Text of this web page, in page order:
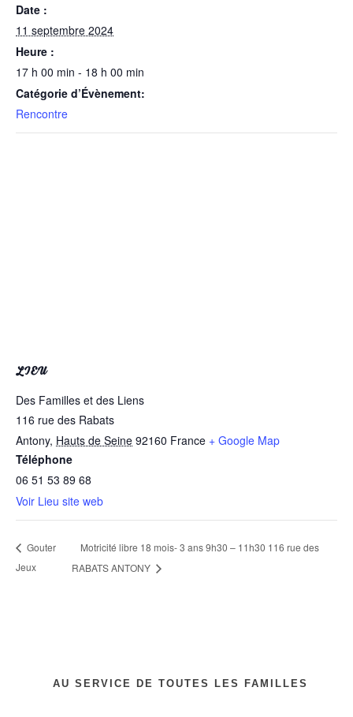
Date :
11 septembre 2024
Heure :
17 h 00 min - 18 h 00 min
Catégorie d’Évènement:
Rencontre
LIEU
Des Familles et des Liens
116 rue des Rabats
Antony, Hauts de Seine 92160 France + Google Map
Téléphone
06 51 53 89 68
Voir Lieu site web
Gouter
Jeux
Motricité libre 18 mois- 3 ans 9h30 – 11h30 116 rue des
RABATS ANTONY
AU SERVICE DE TOUTES LES FAMILLES